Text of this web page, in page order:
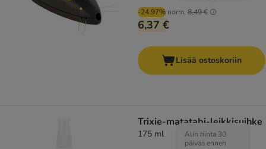
-24.97% norm. 8,49 €
6,37 €
Lisää ostoskoriin
Trixie-matatabi-leikkisuihke
175 ml
Alin hinta 30
päivää ennen